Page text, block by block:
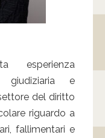
esperienza
giudiziaria e
del diritto
riguardo a
fallimentari e